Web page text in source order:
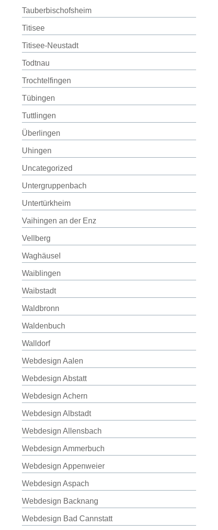
Tauberbischofsheim
Titisee
Titisee-Neustadt
Todtnau
Trochtelfingen
Tübingen
Tuttlingen
Überlingen
Uhingen
Uncategorized
Untergruppenbach
Untertürkheim
Vaihingen an der Enz
Vellberg
Waghäusel
Waiblingen
Waibstadt
Waldbronn
Waldenbuch
Walldorf
Webdesign Aalen
Webdesign Abstatt
Webdesign Achern
Webdesign Albstadt
Webdesign Allensbach
Webdesign Ammerbuch
Webdesign Appenweier
Webdesign Aspach
Webdesign Backnang
Webdesign Bad Cannstatt